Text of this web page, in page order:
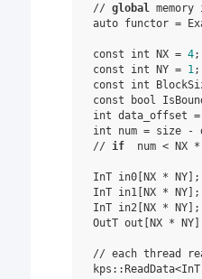
// global memory
auto functor =
const int NX = 4;
const
int NY = 1;
const
int
const
bool
int data_offset =
int
num = size -
// if num < NX *
InT in0 [NX * NY];
InT in1 [NX * NY];
InT in2 [NX * NY];
OutT out [NX * NY
// each thread
kps ::ReadData<InT